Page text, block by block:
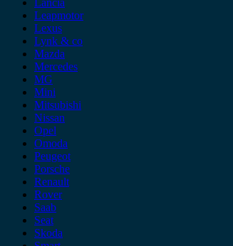
Leapmotor
Lexus
Lynk & co
Mazda
Mercedes
MG
Mini
Mitsubishi
Nissan
Opel
Omoda
Peugeot
Porsche
Renault
Rover
Saab
Seat
Skoda